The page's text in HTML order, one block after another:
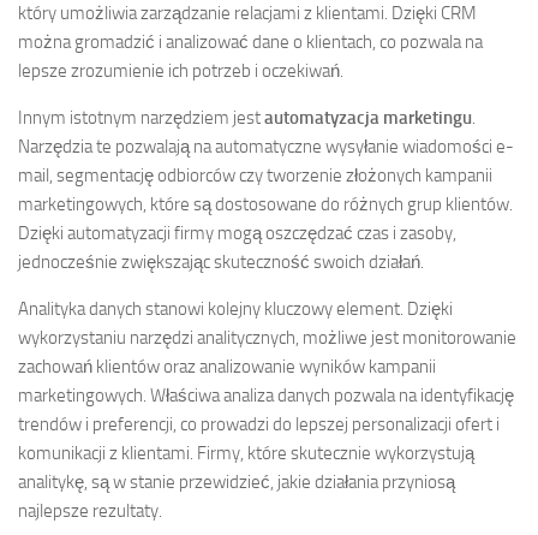
który umożliwia zarządzanie relacjami z klientami. Dzięki CRM
można gromadzić i analizować dane o klientach, co pozwala na
lepsze zrozumienie ich potrzeb i oczekiwań.
Innym istotnym narzędziem jestautomatyzacja marketingu.
Narzędzia te pozwalają na automatyczne wysyłanie wiadomości e-
mail, segmentację odbiorców czy tworzenie złożonych kampanii
marketingowych, które są dostosowane do różnych grup klientów.
Dzięki automatyzacji firmy mogą oszczędzać czas i zasoby,
jednocześnie zwiększając skuteczność swoich działań.
Analityka danych stanowi kolejny kluczowy element. Dzięki
wykorzystaniu narzędzi analitycznych, możliwe jest monitorowanie
zachowań klientów oraz analizowanie wyników kampanii
marketingowych. Właściwa analiza danych pozwala na identyfikację
trendów i preferencji, co prowadzi do lepszej personalizacji ofert i
komunikacji z klientami. Firmy, które skutecznie wykorzystują
analitykę, są w stanie przewidzieć, jakie działania przyniosą
najlepsze rezultaty.